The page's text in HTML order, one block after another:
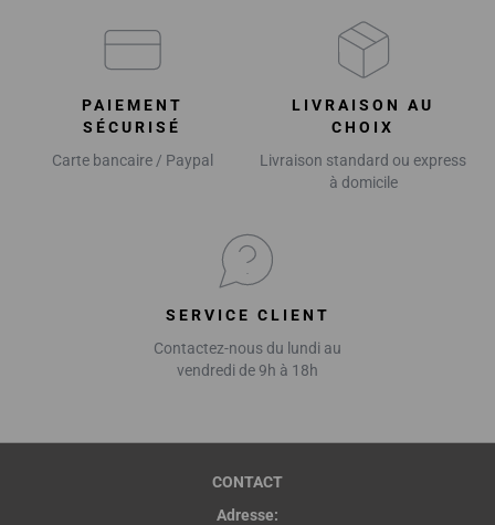
PAIEMENT
SÉCURISÉ
Carte bancaire / Paypal
LIVRAISON AU
CHOIX
Livraison standard ou express
à domicile
SERVICE CLIENT
Contactez-nous du lundi au
vendredi de 9h à 18h
CONTACT
Adresse: